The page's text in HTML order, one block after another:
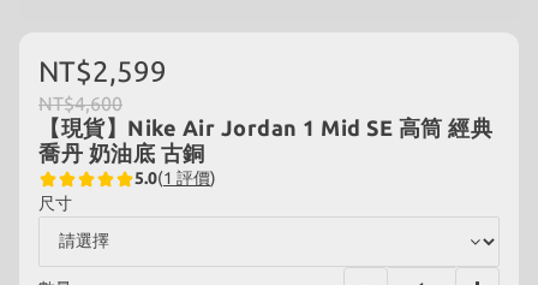
NT$2,599
NT$4,600
【現貨】Nike Air Jordan 1 Mid SE 高筒 經典
喬丹 奶油底 古銅
5.0(1 評價)
尺寸